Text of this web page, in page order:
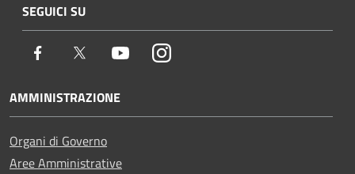
SEGUICI SU
Facebook Twitter YoutubeInstagram
AMMINISTRAZIONE
Organi di Governo
Aree Amministrative